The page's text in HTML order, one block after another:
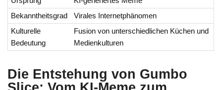
Bekanntheitsgrad
Virales Internetphänomen
Kulturelle
Bedeutung
Fusion von unterschiedlichen Küchen und
Medienkulturen
Die Entstehung von Gumbo